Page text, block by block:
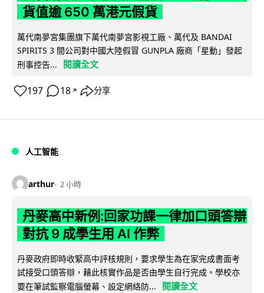
貨值逾 650 萬港元假貨
萬代南夢宮集團旗下萬代南夢宮影視工廠、萬代及 BANDAI
SPIRITS 3 間公司對中國大陸假冒 GUNPLA 廠商「星動」發起
刑事控告...
閱讀全文
197 18 ↗ 分享
人工智能
arthur 2 小時
丹麥高中新例:回家功課一律加口頭答辯
對抗 9 成學生用 AI 作弊
丹麥政府即時收緊高中評核規則，要求學生為在家完成書面考
試接受口頭答辯，藉此核實作品是否由學生自行完成。學校亦
要在筆試監察電腦螢幕、設定網絡防...
閱讀全文